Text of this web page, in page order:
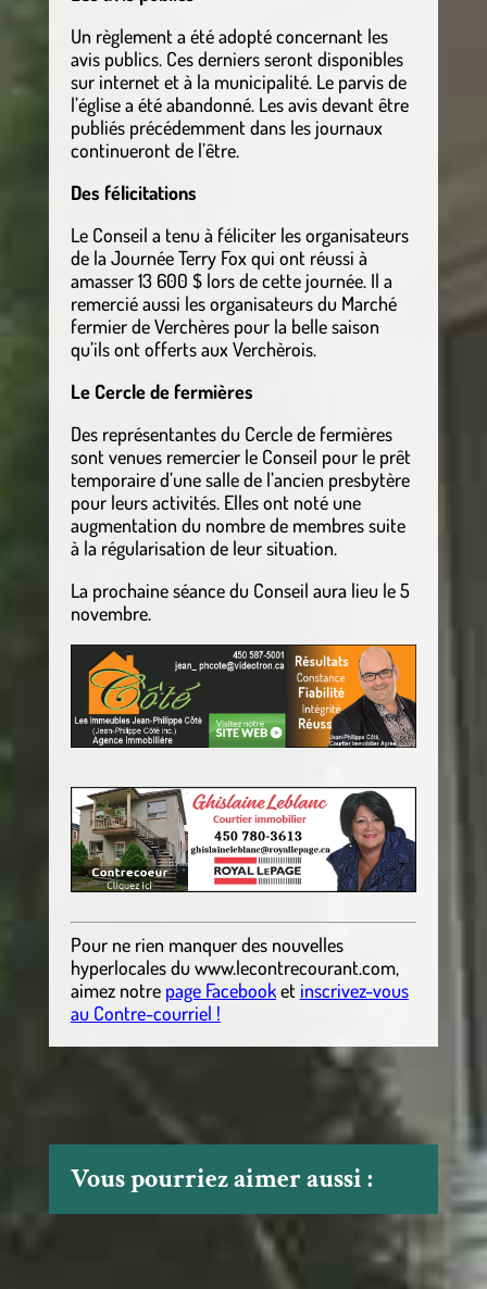
Un règlement a été adopté concernant les
avis publics. Ces derniers seront disponibles
sur internet et à la municipalité. Le parvis de
l’église a été abandonné. Les avis devant être
publiés précédemment dans les journaux
continueront de l’être.
Des félicitations
Le Conseil a tenu à féliciter les organisateurs
de la Journée Terry Fox qui ont réussi à
amasser 13 600 $ lors de cette journée. Il a
remercié aussi les organisateurs du Marché
fermier de Verchères pour la belle saison
qu’ils ont offerts aux Verchèrois.
Le Cercle de fermières
Des représentantes du Cercle de fermières
sont venues remercier le Conseil pour le prêt
temporaire d’une salle de l’ancien presbytère
pour leurs activités. Elles ont noté une
augmentation du nombre de membres suite
à la régularisation de leur situation.
La prochaine séance du Conseil aura lieu le 5
novembre.
Pour ne rien manquer des nouvelles
hyperlocalesdu www.lecontrecourant.com,
aimez notre page Facebooket inscrivez-vous
au Contre-courriel !
Vous pourriez aimer aussi :